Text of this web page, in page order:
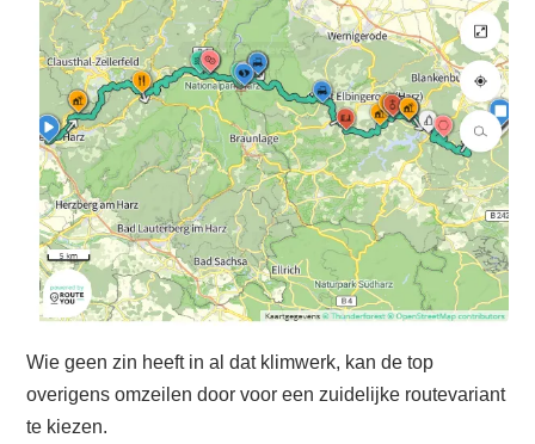
Wie geen zin heeft in al dat klimwerk, kan de top
overigens omzeilen door voor een zuidelijke routevariant
te kiezen.